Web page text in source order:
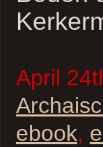
April
ebook,